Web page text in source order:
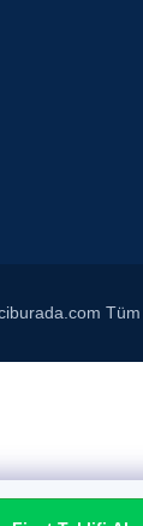
Tüm